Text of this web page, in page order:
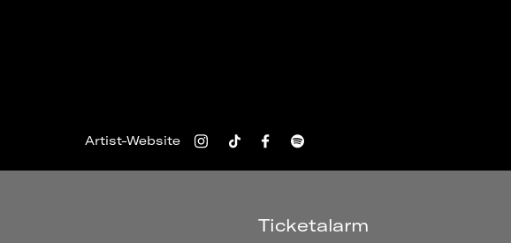
Artist-Website
Ticketalarm